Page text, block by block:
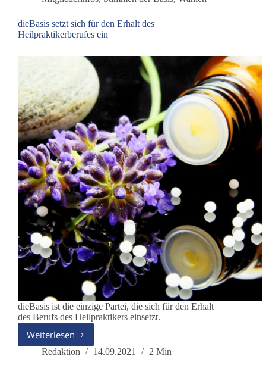
dieBasis setzt sich für den Erhalt des
Heilpraktikerberufes ein
dieBasis ist die einzige Partei, die sich für den Erhalt
des Berufs des Heilpraktikers einsetzt.
Weiterlesen
dieBasis
setzt
Redaktion 14.09.2021 2 Min